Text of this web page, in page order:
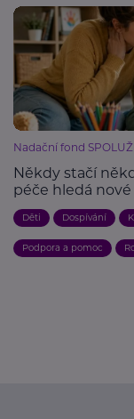
Nadační fond
Někdy stačí
péče hledá
Děti Dospívání
Podpora a pomoc